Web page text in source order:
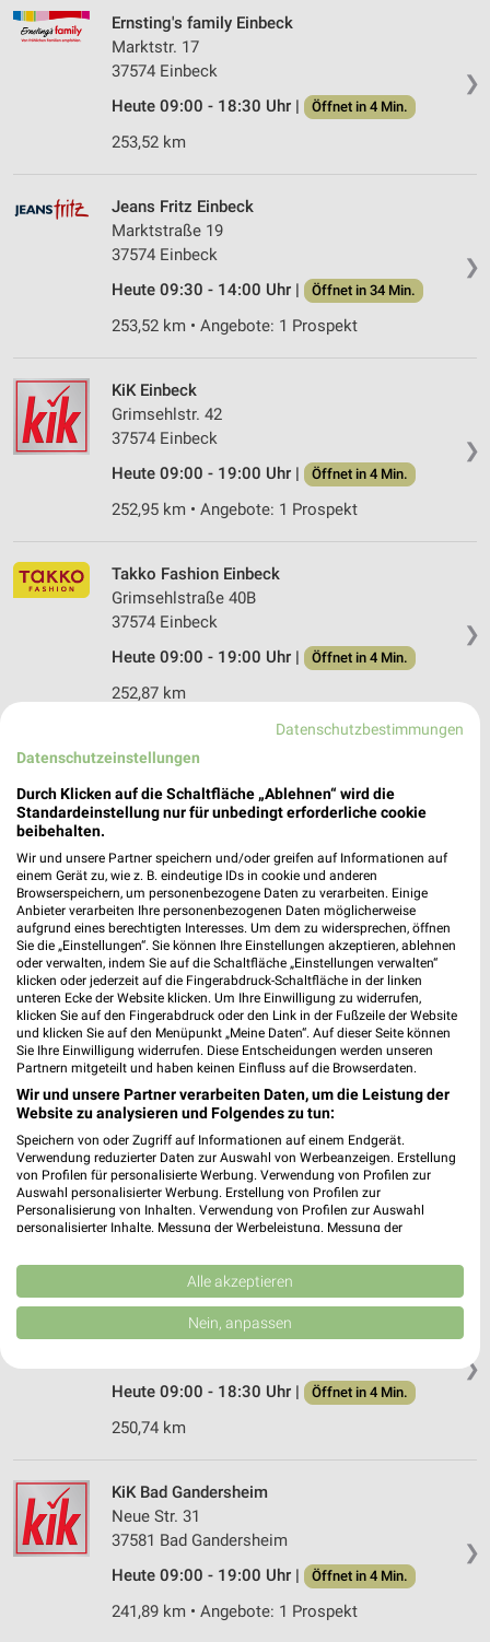
❯
Ernsting's family Einbeck
Marktstr. 17
37574 Einbeck
Heute 09:00 - 18:30 Uhr |
Öffnet in 4 Min.
253,52 km
❯
Jeans Fritz Einbeck
Marktstraße 19
37574 Einbeck
Heute 09:30 - 14:00 Uhr |
Öffnet in 34 Min.
253,52 km • Angebote: 1 Prospekt
❯
KiK Einbeck
Grimsehlstr. 42
37574 Einbeck
Heute 09:00 - 19:00 Uhr |
Öffnet in 4 Min.
252,95 km • Angebote: 1 Prospekt
❯
Takko Fashion Einbeck
Grimsehlstraße 40B
37574 Einbeck
Heute 09:00 - 19:00 Uhr |
Öffnet in 4 Min.
252,87 km
Jeans Fritz Einbeck
37574 Einbeck
252,97 km • Angebote: 1 Prospekt
NKD Gronau (Leine)
Hauptstr. 18
31028 Gronau (Leine)
Heute 09:00 - 18:30 Uhr |
Öffnet in 4 Min.
251,53 km • Angebote: 2 Prospekte
KiK Gronau Leine
Bethelner Landstraße 15
31028 Gronau Leine
Heute 09:00 - 19:00 Uhr | Öffnet in 4 Min.
❯
Ernsting's family Gronau
Bethelner Landstr. 15
Heute 09:00 - 18:30 Uhr |
Öffnet in 4 Min.
250,74 km
❯
KiK Bad Gandersheim
Neue Str. 31
37581 Bad Gandersheim
Heute 09:00 - 19:00 Uhr |
Öffnet in 4 Min.
241,89 km • Angebote: 1 Prospekt
Datenschutzbestimmungen
Datenschutzeinstellungen
Durch Klicken auf die Schaltfläche „Ablehnen“ wird die
Standardeinstellung nur für unbedingt erforderliche cookie
beibehalten.
Wir und unsere Partner speichern und/oder greifen auf Informationen auf
einem Gerät zu, wie z. B. eindeutige IDs in cookie und anderen
Browserspeichern, um personenbezogene Daten zu verarbeiten. Einige
Anbieter verarbeiten Ihre personenbezogenen Daten möglicherweise
aufgrund eines berechtigten Interesses. Um dem zu widersprechen, öffnen
Sie die „Einstellungen“. Sie können Ihre Einstellungen akzeptieren, ablehnen
oder verwalten, indem Sie auf die Schaltfläche „Einstellungen verwalten“
klicken oder jederzeit auf die Fingerabdruck-Schaltfläche in der linken
unteren Ecke der Website klicken. Um Ihre Einwilligung zu widerrufen,
klicken Sie auf den Fingerabdruck oder den Link in der Fußzeile der Website
und klicken Sie auf den Menüpunkt „Meine Daten“. Auf dieser Seite können
Sie Ihre Einwilligung widerrufen. Diese Entscheidungen werden unseren
Partnern mitgeteilt und haben keinen Einfluss auf die Browserdaten.
Wir und unsere Partner verarbeiten Daten, um die Leistung der
Website zu analysieren und Folgendes zu tun:
Speichern von oder Zugriff auf Informationen auf einem Endgerät.
Verwendung reduzierter Daten zur Auswahl von Werbeanzeigen. Erstellung
von Profilen für personalisierte Werbung. Verwendung von Profilen zur
Auswahl personalisierter Werbung. Erstellung von Profilen zur
Personalisierung von Inhalten. Verwendung von Profilen zur Auswahl
personalisierter Inhalte. Messung der Werbeleistung. Messung der
Kombinationen von Daten aus verschiedenen Quellen. Entwicklung und
Verbesserung der Angebote. Verwendung reduzierter Daten zur Auswahl
von Inhalten.
Daten können außerhalb der Europäischen Union weitergegeben und in die
Website/App.
Partnerliste anzeigen (1 IAB-Anbieter)
Wir nutzen Ihre Daten für folgende Zwecke:
Speichern von oder Zugriff auf Informationen
auf einem Endgerät
Verwendung reduzierter Daten zur Auswahl von
Werbeanzeigen
Erstellung von Profilen für personalisierte
Alle akzeptieren
Nein, anpassen